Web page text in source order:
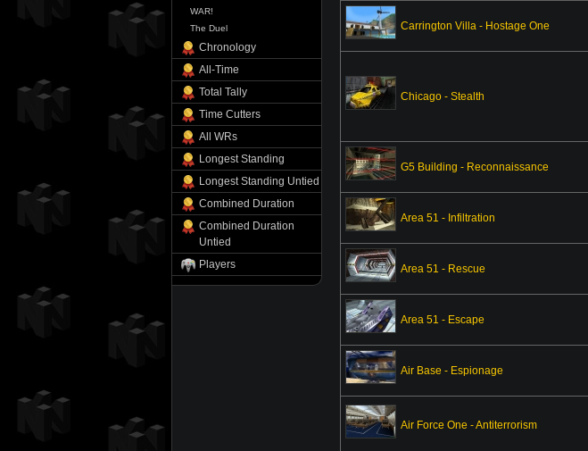
WAR!
The Duel
Chronology
All-Time
Total Tally
Time Cutters
All WRs
Longest Standing
Longest Standing Untied
Combined Duration
Combined Duration
Untied
Players
Carrington Villa - Hostage One
Chicago - Stealth
G5 Building - Reconnaissance
Area 51 - Infiltration
Area 51 - Rescue
Area 51 - Escape
Air Base - Espionage
Air Force One - Antiterrorism